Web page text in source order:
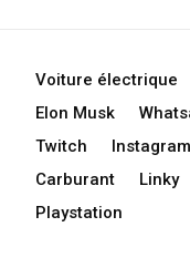
Voiture électrique
Elon Musk
Twitch
Instagram
Carburant
Linky
Playstation